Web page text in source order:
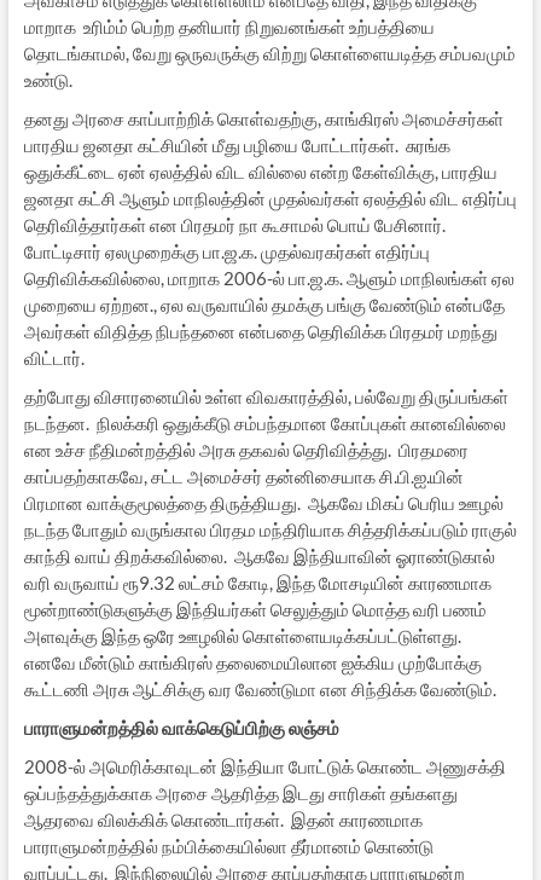
மாறாக உரிம்ம் பெற்ற தனியார் நிறுவனங்கள் உற்பத்தியை
தொடங்காமல், வேறு ஒருவருக்கு விற்று கொள்ளையடித்த சம்பவமும்
உண்டு.
தனது அரசை காப்பாற்றிக் கொள்வதற்கு, காங்கிரஸ் அமைச்சர்கள்
பாரதிய ஜனதா கட்சியின் மீது பழியை போட்டார்கள். சுரங்க
ஒதுக்கீட்டை ஏன் ஏலத்தில் விட வில்லை என்ற கேள்விக்கு, பாரதிய
ஜனதா கட்சி ஆளும் மாநிலத்தின் முதல்வர்கள் ஏலத்தில் விட எதிர்ப்பு
தெரிவித்தார்கள் என பிரதமர் நா கூசாமல் பொய் பேசினார்.
போட்டிசார் ஏலமுறைக்கு பா.ஜ.க. முதல்வரகர்கள் எதிர்ப்பு
தெரிவிக்கவில்லை, மாறாக 2006-ல் பா.ஜ.க. ஆளும் மாநிலங்கள் ஏல
முறையை ஏற்றன., ஏல வருவாயில் தமக்கு பங்கு வேண்டும் என்பதே
அவர்கள் விதித்த நிபந்தனை என்பதை தெரிவிக்க பிரதமர் மறந்து
விட்டார்.
தற்போது விசாரனையில் உள்ள விவகாரத்தில், பல்வேறு திருப்பங்கள்
நடந்தன. நிலக்கரி ஒதுக்கீடு சம்பந்தமான கோப்புகள் கானவில்லை
என உச்ச நீதிமன்றத்தில் அரசு தகவல் தெரிவித்த்து. பிரதமரை
காப்பதற்காகவே, சட்ட அமைச்சர் தன்னிசையாக சி.பி.ஐ.யின்
பிரமான வாக்குமூலத்தை திருத்தியது. ஆகவே மிகப் பெரிய ஊழல்
நடந்த போதும் வருங்கால பிரதம மந்திரியாக சித்தரிக்கப்படும் ராகுல்
காந்தி வாய் திறக்கவில்லை. ஆகவே இந்தியாவின் ஓராண்டுகால்
வரி வருவாய் ரூ9.32 லட்சம் கோடி, இந்த மோசடியின் காரணமாக
மூன்றாண்டுகளுக்கு இந்தியர்கள் செலுத்தும் மொத்த வரி பணம்
அளவுக்கு இந்த ஒரே ஊழலில் கொள்ளையடிக்கப்பட்டுள்ளது.
எனவே மீன்டும் காங்கிரஸ் தலைமையிலான ஐக்கிய முற்போக்கு
கூட்டணி அரசு ஆட்சிக்கு வர வேண்டுமா என சிந்திக்க வேண்டும்.
பாராளுமன்றத்தில் வாக்கெடுப்பிற்கு லஞ்சம்
2008-ல் அமெரிக்காவுடன் இந்தியா போட்டுக் கொண்ட அணுசக்தி
ஒப்பந்தத்துக்காக அரசை ஆதரித்த இடது சாரிகள் தங்களது
ஆதரவை விலக்கிக் கொண்டார்கள். இதன் காரணமாக
பாராளுமன்றத்தில் நம்பிக்கையில்லா தீர்மானம் கொண்டு
வரப்பட்டது. இந்நிலையில் அரசை காப்பதற்காக பாராளுமன்ற